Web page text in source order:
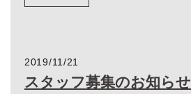
2019/11/21
スタッフ募集のお知らせ